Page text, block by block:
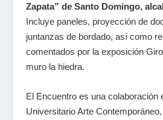
Zapata” de Santo Domingo,
Incluye paneles, proyección de
juntanzas de bordado, así como
comentados por la exposición
muro la hiedra.
El Encuentro es una colaboración
Universitario Arte